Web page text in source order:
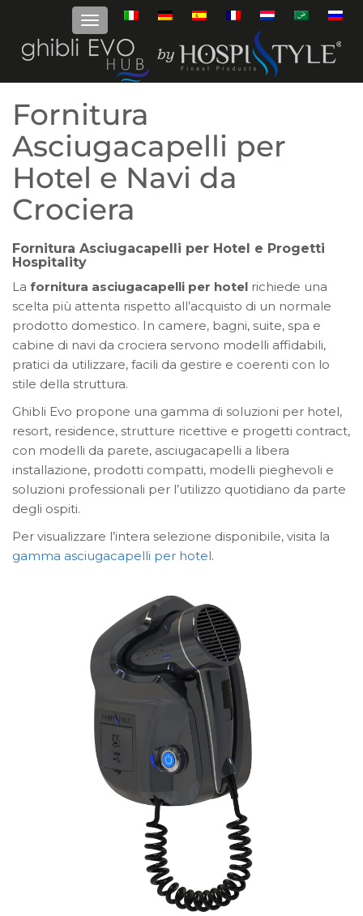
Fornitura
Asciugacapelli per
Hotel e Navi da
Crociera
Fornitura Asciugacapelli per Hotel e Progetti
Hospitality
La fornitura asciugacapelli per hotel richiede una
scelta più attenta rispetto all’acquisto di un normale
prodotto domestico. In camere, bagni, suite, spa e
cabine di navi da crociera servono modelli affidabili,
pratici da utilizzare, facili da gestire e coerenti con lo
stile della struttura.
Ghibli Evo propone una gamma di soluzioni per hotel,
resort, residence, strutture ricettive e progetti contract,
con modelli da parete, asciugacapelli a libera
installazione, prodotti compatti, modelli pieghevoli e
soluzioni professionali per l’utilizzo quotidiano da parte
degli ospiti.
Per visualizzare l’intera selezione disponibile, visita la
gamma asciugacapelli per hotel.